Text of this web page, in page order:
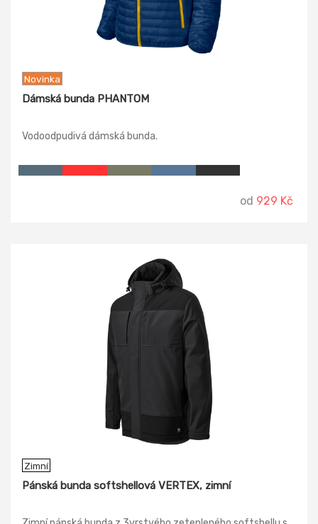
Novinka
Dámská bunda PHANTOM
Vodoodpudivá dámská bunda.
od 929 Kč
Zimní
Pánská bunda softshellová VERTEX, zimní